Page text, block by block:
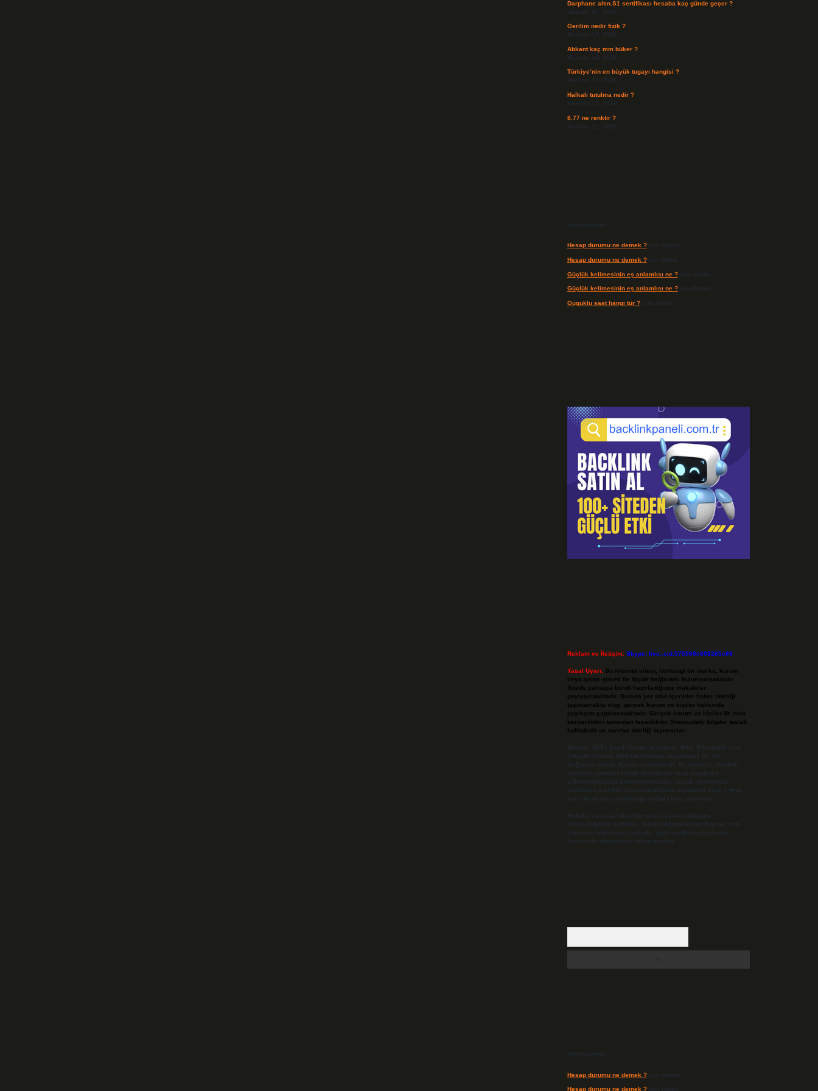
Darphane altın.S1 sertifikası hesaba kaç günde geçer ?
Haziran 20, 2026
Gerilim nedir fizik ?
Haziran 17, 2026
Abkant kaç mm büker ?
Haziran 16, 2026
Türkiye’nin en büyük tugayı hangisi ?
Haziran 13, 2026
Halkalı tutulma nedir ?
Haziran 12, 2026
8.77 ne renktir ?
Haziran 11, 2026
Son yorumlar
Hesap durumu ne demek ?için admin
Hesap durumu ne demek ?için Haluk
Güçlük kelimesinin eş anlamlısı ne ?için admin
Güçlük kelimesinin eş anlamlısı ne ?için Bozok
Guguklu saat hangi tür ?için admin
Reklam ve İletişim: Skype: live:.cid.575569c608265c69
Yasal Uyarı: Bu internet sitesi, herhangi bir marka, kurum
veya şahıs şirketi ile hiçbir bağlantısı bulunmamaktadır.
Sitede yalnızca kendi hazırladığımız makaleler
paylaşılmaktadır. Burada yer alan içerikler haber niteliği
taşımamakta olup, gerçek kurum ve kişiler hakkında
paylaşım yapılmamaktadır. Gerçek kurum ve kişiler ile isim
benzerlikleri tamamen tesadüfidir. Sitemizdeki bilgiler taslak
halindedir ve tavsiye niteliği taşımazlar.
Sitemiz, 5651 Sayılı Kanun gereğince Bilgi Teknolojileri ve
İletişim Kurumu (BTK) tarafından onaylanmış bir Yer
Sağlayıcı olarak hizmet vermektedir. Bu nedenle, sitedeki
içerikleri proaktif olarak denetleme veya araştırma
yükümlülüğümüz bulunmamaktadır. Ancak, üyelerimiz
yazdıkları içeriklerin sorumluluğunu taşımakta olup, siteye
üye olarak bu sorumluluğu kabul etmiş sayılırlar.
Hukuka ve yasal düzenlemelere aykırı olduğunu
düşündüğünüz içerikleri,
backlinkpanelicomtr@gmail.com
adresine bildirmeniz halinde, ilgili içerikler yasal süre
içerisinde sitemizden kaldırılacaktır.
Son Yorumlar
Hesap durumu ne demek ?için admin
Hesap durumu ne demek ?için Haluk